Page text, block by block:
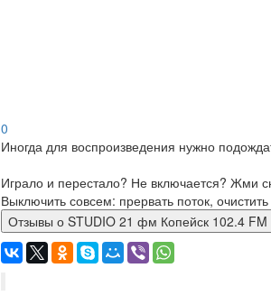
0
Иногда для воспроизведения нужно
Играло и перестало? Не включается? Жми
Выключить совсем: прервать поток,
Отзывы о STUDIO 21 фм Копейск 102.4 FM